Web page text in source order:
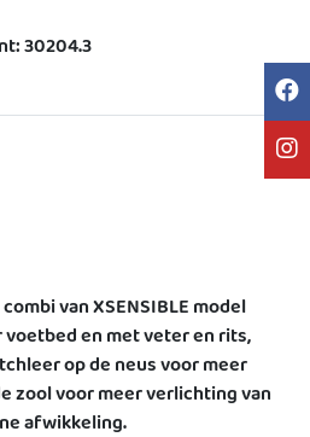
30204.3
van XSENSIBLE model
voetbed en met veter en rits,
op de neus voor meer
zool voor meer verlichting van
afwikkeling.